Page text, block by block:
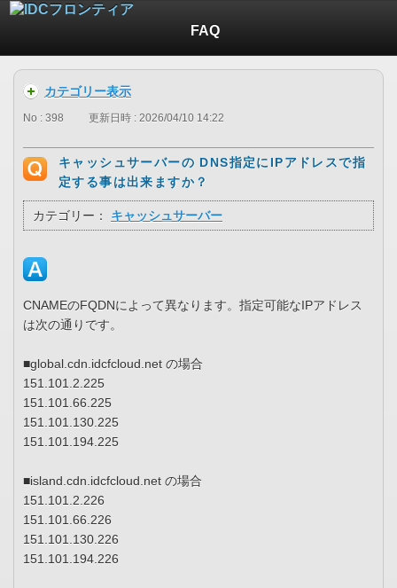
FAQ
カテゴリー表示
No : 398 更新日時 : 2026/04/10 14:22
キャッシュサーバーの DNS指定にIPアドレスで指
定する事は出来ますか？
カテゴリー： キャッシュサーバー
CNAMEのFQDNによって異なります。指定可能なIPアドレス
は次の通りです。
■global.cdn.idcfcloud.net の場合
151.101.2.225
151.101.66.225
151.101.130.225
151.101.194.225
■island.cdn.idcfcloud.net の場合
151.101.2.226
151.101.66.226
151.101.130.226
151.101.194.226